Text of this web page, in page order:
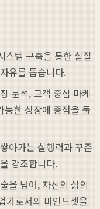
스템 구축을 통한 실질
유를 돕습니다.
분석, 고객 중심 마케
능한 성장에 중점을 둡
아가는 실행력과 꾸준
강조합니다.
을 넘어, 자신의 삶의
가로서의 마인드셋을